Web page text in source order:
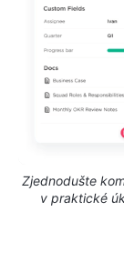
Zjednodušte
v praktické